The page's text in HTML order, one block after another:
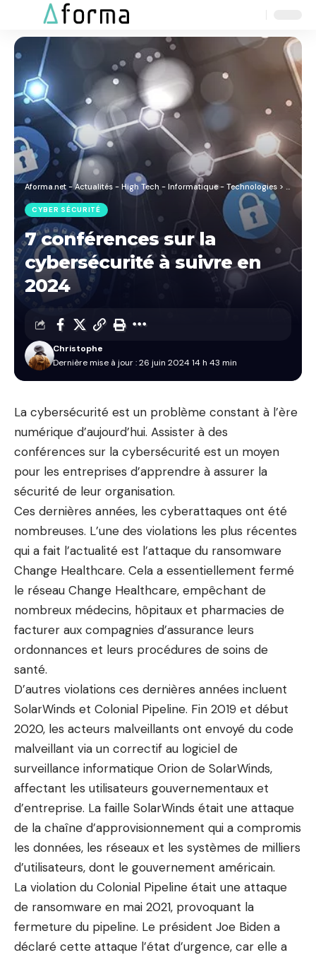
Resizer
Aforma.net - Actualités - High Tech - Informatique - Technologies > Blog
CYBER SÉCURITÉ
7 conférences sur la
cybersécurité à suivre en
2024
Dernière mise à jour : 26 juin 2024 14 h 43 min
Christophe
La cybersécurité est un problème constant à l’ère
numérique d’aujourd’hui. Assister à des
conférences sur la cybersécurité est un moyen
pour les entreprises d’apprendre à assurer la
sécurité de leur organisation.
Ces dernières années, les cyberattaques ont été
nombreuses. L’une des violations les plus récentes
qui a fait l’actualité est l’attaque du ransomware
Change Healthcare. Cela a essentiellement fermé
le réseau Change Healthcare, empêchant de
nombreux médecins, hôpitaux et pharmacies de
facturer aux compagnies d’assurance leurs
ordonnances et leurs procédures de soins de
santé.
D’autres violations ces dernières années incluent
SolarWinds et Colonial Pipeline. Fin 2019 et début
2020, les acteurs malveillants ont envoyé du code
malveillant via un correctif au logiciel de
surveillance informatique Orion de SolarWinds,
affectant les utilisateurs gouvernementaux et
d’entreprise. La faille SolarWinds était une attaque
de la chaîne d’approvisionnement qui a compromis
les données, les réseaux et les systèmes de milliers
d’utilisateurs, dont le gouvernement américain.
La violation du Colonial Pipeline était une attaque
de ransomware en mai 2021, provoquant la
fermeture du pipeline. Le président Joe Biden a
déclaré cette attaque l’état d’urgence, car elle a